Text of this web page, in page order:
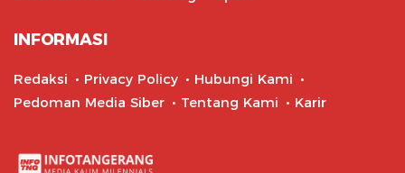
INFORMASI
Redaksi Privacy Policy
Hubungi Kami
Pedoman Media Siber
Tentang Kami Karir